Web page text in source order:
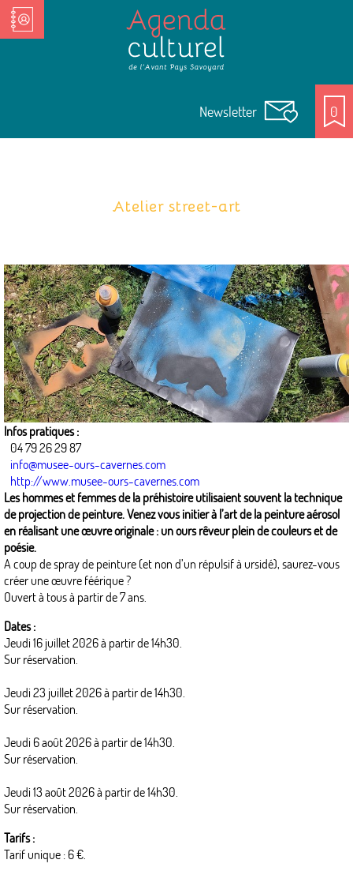
Nos Acteurs culturels
Newsletter 0
Atelier street-art
Infos pratiques :
04 79 26 29 87
info@musee-ours-cavernes.com
http://www.musee-ours-cavernes.com
Les hommes et femmes de la préhistoire utilisaient souvent la technique
de projection de peinture. Venez vous initier à l’art de la peinture aérosol
en réalisant une œuvre originale : un ours rêveur plein de couleurs et de
poésie.
A coup de spray de peinture (et non d’un répulsif à ursidé), saurez-vous
créer une œuvre féérique ?
Ouvert à tous à partir de 7 ans.
Dates :
Jeudi 16 juillet 2026 à partir de 14h30.
Sur réservation.
Jeudi 23 juillet 2026 à partir de 14h30.
Sur réservation.
Jeudi 6 août 2026 à partir de 14h30.
Sur réservation.
Jeudi 13 août 2026 à partir de 14h30.
Sur réservation.
Tarifs :
Tarif unique : 6 €.